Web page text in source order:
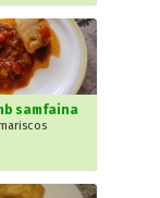
samfaina